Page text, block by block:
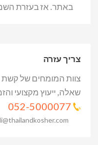
באתר. אז בעזרת
צריך עזרה
צוות המומחים של קשת
שאלה, ייעוץ מקצועי